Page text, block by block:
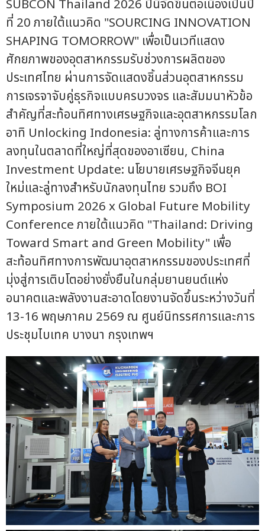
SUBCON Thailand 2026 ปีนี้จัดขึ้นต่อเนื่องเป็นปี
ที่ 20 ภายใต้แนวคิด "SOURCING INNOVATION
SHAPING TOMORROW" เพื่อเป็นเวทีแสดง
ศักยภาพของอุตสาหกรรมรับช่วงการผลิตของ
ประเทศไทย ผ่านการจัดแสดงชิ้นส่วนอุตสาหกรรม
การเจรจาจับคู่ธุรกิจแบบครบวงจร และสัมมนาหัวข้อ
สำคัญที่สะท้อนทิศทางเศรษฐกิจและอุตสาหกรรมโลก
อาทิ Unlocking Indonesia: ลู่ทางการค้าและการ
ลงทุนในตลาดที่ใหญ่ที่สุดของอาเซียน, China
Investment Update: นโยบายเศรษฐกิจจีนยุค
ใหม่และลู่ทางสำหรับนักลงทุนไทย รวมถึง BOI
Symposium 2026 x Global Future Mobility
Conference ภายใต้แนวคิด "Thailand: Driving
Toward Smart and Green Mobility" เพื่อ
สะท้อนทิศทางการพัฒนาอุตสาหกรรมของประเทศที่
มุ่งสู่การเติบโตอย่างยั่งยืนในกลุ่มยานยนต์แห่ง
อนาคตและพลังงานสะอาดโดยงานจัดขึ้นระหว่างวันที่
13-16 พฤษภาคม 2569 ณ ศูนย์นิทรรศการและการ
ประชุมไบเทค บางนา กรุงเทพฯ